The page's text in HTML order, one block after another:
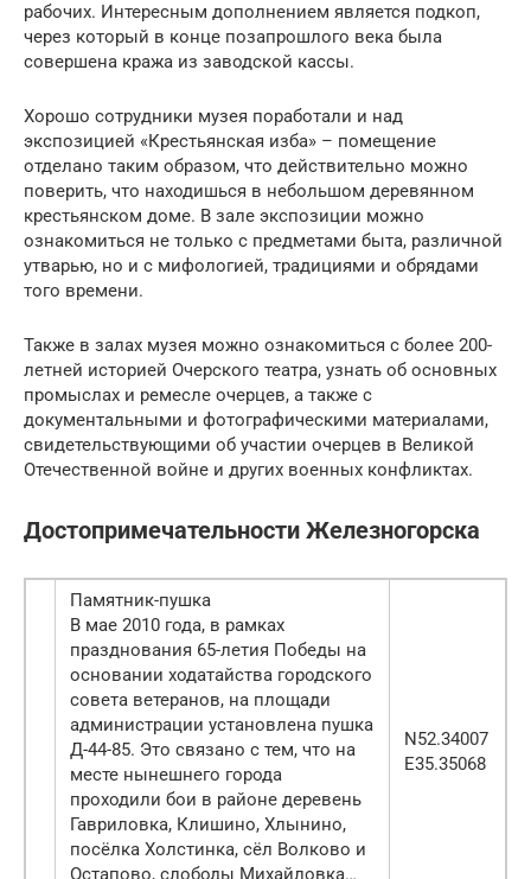
рабочих. Интересным дополнением является подкоп,
через который в конце позапрошлого века была
совершена кража из заводской кассы.
Хорошо сотрудники музея поработали и над
экспозицией «Крестьянская изба» – помещение
отделано таким образом, что действительно можно
поверить, что находишься в небольшом деревянном
крестьянском доме. В зале экспозиции можно
ознакомиться не только с предметами быта, различной
утварью, но и с мифологией, традициями и обрядами
того времени.
Также в залах музея можно ознакомиться с более 200-
летней историей Очерского театра, узнать об основных
промыслах и ремесле очерцев, а также с
документальными и фотографическими материалами,
свидетельствующими об участии очерцев в Великой
Отечественной войне и других военных конфликтах.
Достопримечательности Железногорска
Памятник-пушка
В мае 2010 года, в рамках
празднования 65-летия Победы на
основании ходатайства городского
совета ветеранов, на площади
администрации установлена пушка
Д-44-85. Это связано с тем, что на
месте нынешнего города
проходили бои в районе деревень
Гавриловка, Клишино, Хлынино,
посёлка Холстинка, сёл Волково и
Остапово, слободы Михайловка…
N52.34007
E35.35068